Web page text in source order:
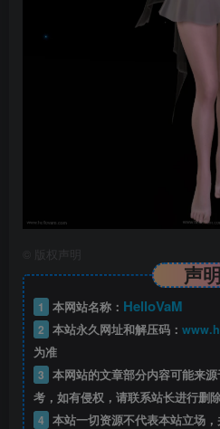
版权声明
声明
1 本网站名称： HelloVaM
2 本站永久网址和解压码：
为准
3 本网站的文章部分内容可能来
考，如有侵权，请联系站长进行删除
4 本站一切资源不代表本站立场